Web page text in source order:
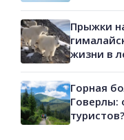
Прыжки
жизни в
Горная
Говерлы:
туристов?